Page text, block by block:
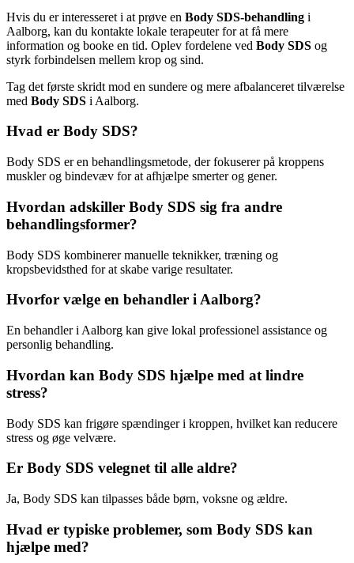
Hvis du er interesseret i at prøve en Body SDS-behandling i
Aalborg, kan du kontakte lokale terapeuter for at få mere
information og booke en tid. Oplev fordelene ved Body SDS og
styrk forbindelsen mellem krop og sind.
Tag det første skridt mod en sundere og mere afbalanceret tilværelse
med Body SDS i Aalborg.
Hvad er Body SDS?
Body SDS er en behandlingsmetode, der fokuserer på kroppens
muskler og bindevæv for at afhjælpe smerter og gener.
Hvordan adskiller Body SDS sig fra andre
behandlingsformer?
Body SDS kombinerer manuelle teknikker, træning og
kropsbevidsthed for at skabe varige resultater.
Hvorfor vælge en behandler i Aalborg?
En behandler i Aalborg kan give lokal professionel assistance og
personlig behandling.
Hvordan kan Body SDS hjælpe med at lindre
stress?
Body SDS kan frigøre spændinger i kroppen, hvilket kan reducere
stress og øge velvære.
Er Body SDS velegnet til alle aldre?
Ja, Body SDS kan tilpasses både børn, voksne og ældre.
Hvad er typiske problemer, som Body SDS kan
hjælpe med?